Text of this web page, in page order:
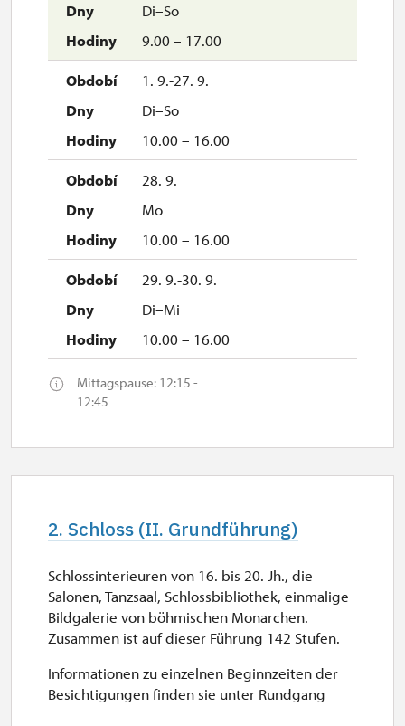
Di–So
9.00 – 17.00
1. 9.-27. 9.
Di–So
10.00 – 16.00
28. 9.
Mo
10.00 – 16.00
29. 9.-30. 9.
Di–Mi
10.00 – 16.00
Mittagspause: 12:15 -
12:45
2. Schloss (II. Grundführung)
Schlossinterieuren von 16. bis 20. Jh., die
Salonen, Tanzsaal, Schlossbibliothek, einmalige
Bildgalerie von böhmischen Monarchen.
Zusammen ist auf dieser Führung 142 Stufen.
Informationen zu einzelnen Beginnzeiten der
Besichtigungen finden sie unter Rundgang